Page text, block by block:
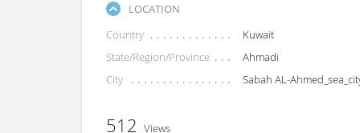
LOCATION
Country
Kuwait
State/Region/Province
Ahmadi
City
Sabah AL-
512 Views